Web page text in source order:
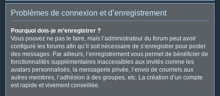
Problèmes de connexion et d’enregistrement
Pourquoi dois-je m’enregistrer ?
Vous pouvez ne pas le faire, mais l’administrateur du forum peut avoir
configuré les forums afin qu’il soit nécessaire de s’enregistrer pour poster
des messages. Par ailleurs, l’enregistrement vous permet de bénéficier de
fonctionnalités supplémentaires inaccessibles aux invités comme les
avatars personnalisés, la messagerie privée, l’envoi de courriels aux
autres membres, l’adhésion à des groupes, etc. La création d’un compte
est rapide et vivement conseillée.